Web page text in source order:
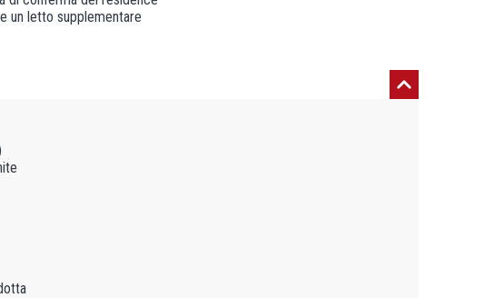
un letto supplementare